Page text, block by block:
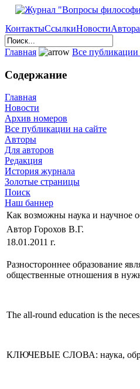
КонтактыСсылкиНовости
Главная Все публикации
Содержание
Главная
Новости
Архив номеров
Все публикации на сайте
Авторы
Для авторов
Редакция
История журнала
Золотые страницы
Поиск
Наш баннер
Как возможны наука и научное
Автор Горохов В.Г.
18.01.2011 г.
Разностороннее образование
общественные отношения в
The all-round education is the
КЛЮЧЕВЫЕ СЛОВА: наука,